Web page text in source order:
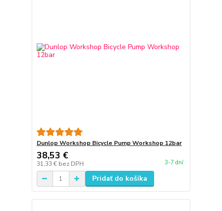
Dunlop Workshop Bicycle Pump Workshop 12bar
38,53 €
31,33 € bez DPH 3-7 dní
Pridať do košíka